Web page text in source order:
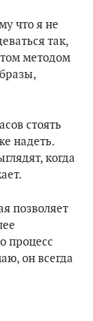
что я не
так,
методом
стоять
надеть.
когда
позволяет
процесс
он всегда